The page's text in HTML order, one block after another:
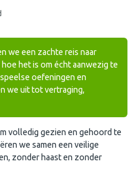
we een zachte reis naar
het is om écht aanwezig te
oefeningen en
we uit tot vertraging,
volledig gezien en gehoord te
we samen een veilige
zonder haast en zonder